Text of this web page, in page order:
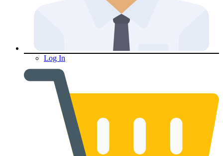
Log In